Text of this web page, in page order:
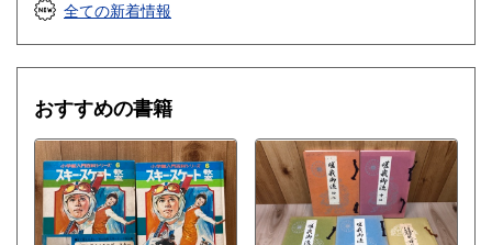
全ての新着情報
おすすめの書籍